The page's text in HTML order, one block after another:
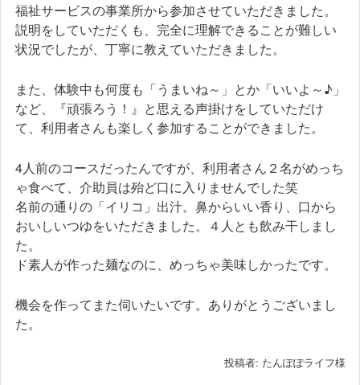
福祉サービスの事業所から参加させていただきました。
説明をしていただくも、完全に理解できることが難しい
状況でしたが、丁寧に教えていただきました。
また、体験中も何度も「うまいね～」とか「いいよ～♪」
など、『頑張ろう！』と思える声掛けをしていただけ
て、利用者さんも楽しく参加することができました。
4人前のコースだったんですが、利用者さん２名がめっち
ゃ食べて、介助員は殆ど口に入りませんでした笑
名前の通りの「イリコ」出汁。鼻からいい香り、口から
おいしいつゆをいただきました。４人とも飲み干しまし
た。
ド素人が作った麺なのに、めっちゃ美味しかったです。
機会を作ってまた伺いたいです。ありがとうございまし
た。
投稿者: たんぽぽライフ様